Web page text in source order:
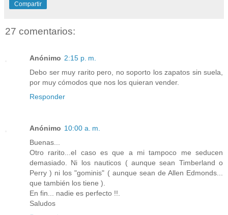
Compartir
27 comentarios:
Anónimo 2:15 p. m.
Debo ser muy rarito pero, no soporto los zapatos sin suela,
por muy cómodos que nos los quieran vender.
Responder
Anónimo 10:00 a. m.
Buenas...
Otro rarito...el caso es que a mi tampoco me seducen
demasiado. Ni los nauticos ( aunque sean Timberland o
Perry ) ni los "gominis" ( aunque sean de Allen Edmonds...
que también los tiene ).
En fin... nadie es perfecto !!.
Saludos